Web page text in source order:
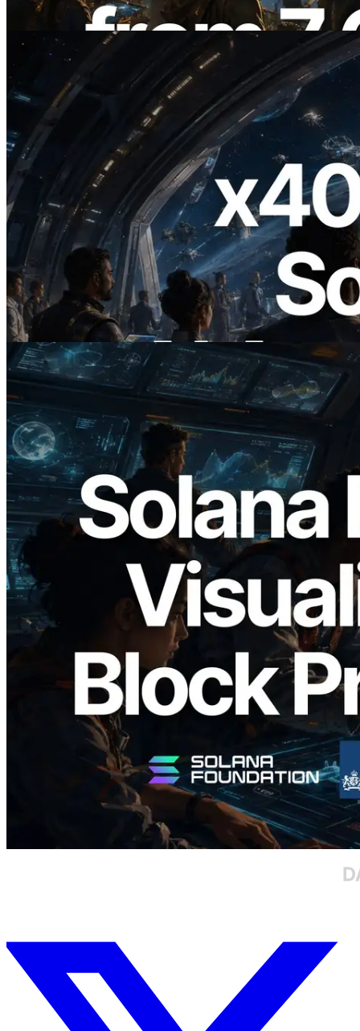
2026.07.04
ERPC Lanceert x402-Enabled Solana
RPC — Het Tijdperk Waarin AI Agents
On Demand Voor API's Betalen
Lees dit artikel
2026.05.24
Validators Solutions lanceert Solana
Block Analyzer — blockproductietijd per
slot en de toegewezen validator
gevisualiseerd